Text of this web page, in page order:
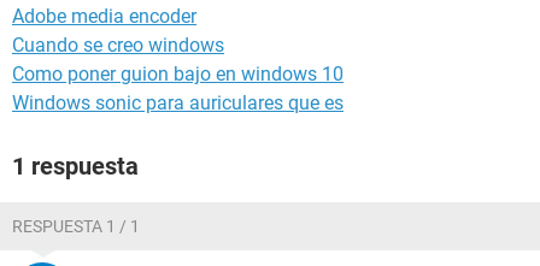
Adobe media encoder
Cuando se creo windows
Como poner guion bajo en windows 10
Windows sonic para auriculares que es
1 respuesta
RESPUESTA 1 / 1